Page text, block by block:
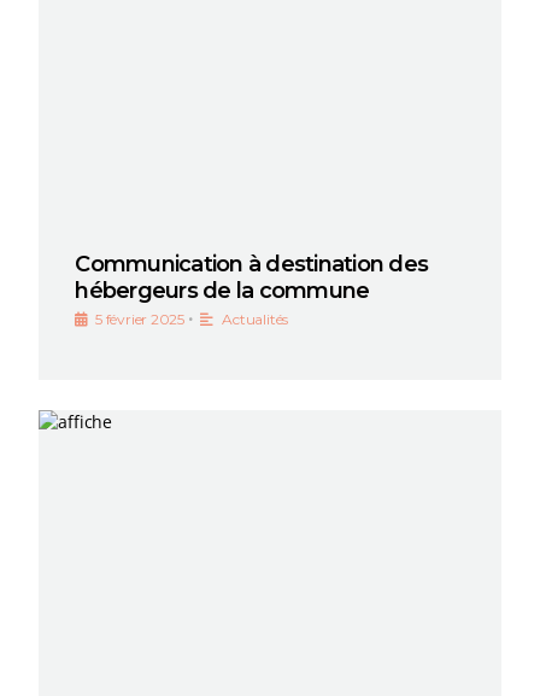
Communication à destination des
hébergeurs de la commune
5 février 2025 • Actualités